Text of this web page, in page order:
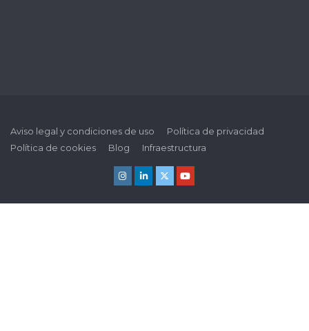
Aviso legal y condiciones de uso
Política de privacidad
Política de cookies
Blog Infraestructura